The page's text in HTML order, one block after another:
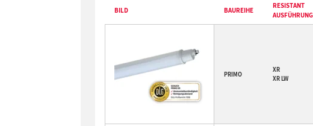
BILD BAUREIHE
RESISTANT
PRIMO
XR
XR LW